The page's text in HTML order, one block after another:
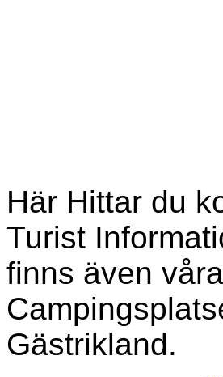
Här Hittar du
Turist
finns även
Gästrikland.